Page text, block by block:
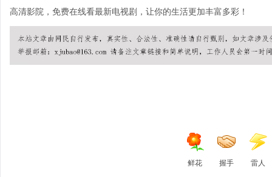
高清影院，免费在线看最新电视剧，让你的生活更加丰富多彩！
鲜花 握手 雷人